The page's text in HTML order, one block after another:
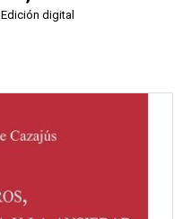
Edición digital